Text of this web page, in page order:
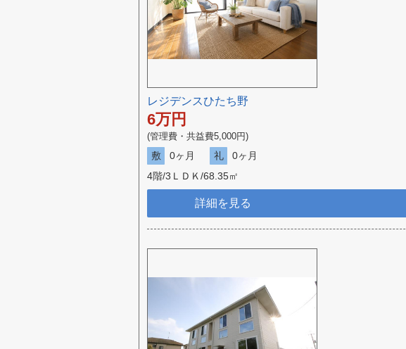
レジデンスひたち野
6万円
(管理費・共益費5,000円)
敷 0ヶ月 礼
0ヶ月
4階/3ＬＤＫ/68.35㎡
詳細を見る